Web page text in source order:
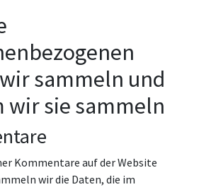
sammeln und
wir sie sammeln
Kommentare auf der Website
wir die Daten, die im